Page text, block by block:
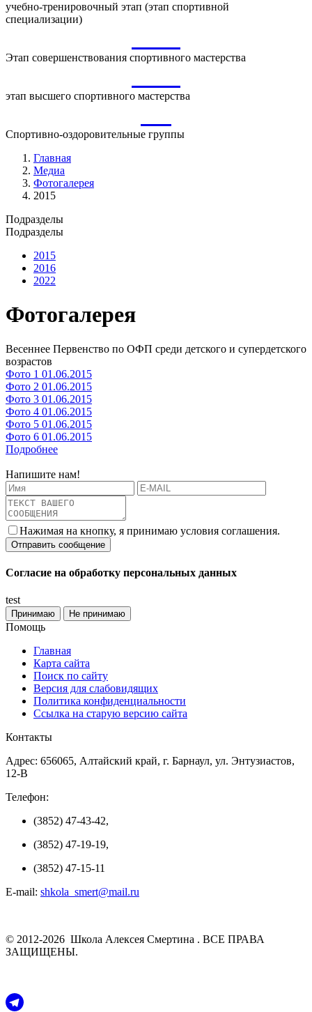
учебно-тренировочный этап (этап спортивной
специализации)
Этап совершенствования спортивного мастерства
этап высшего спортивного мастерства
Спортивно-оздоровительные группы
Главная
Медиа
Фотогалерея
2015
Подразделы
Подразделы
2015
2016
2022
Фотогалерея
Весеннее Первенство по ОФП среди детского и супердетского
возрастов
Фото 1 01.06.2015
Фото 2 01.06.2015
Фото 3 01.06.2015
Фото 4 01.06.2015
Фото 5 01.06.2015
Фото 6 01.06.2015
Подробнее
Напишите нам!
Нажимая на кнопку, я принимаю условия соглашения.
Согласие на обработку персональных данных
test
Принимаю Не принимаю
Помощь
Главная
Карта сайта
Поиск по сайту
Версия для слабовидящих
Политика конфиденциальности
Ссылка на старую версию сайта
Контакты
Адрес: 656065, Алтайский край, г. Барнаул, ул. Энтузиастов,
12-В
Телефон:
(3852) 47-43-42,
(3852) 47-19-19,
(3852) 47-15-11
E-mail: shkola_smert@mail.ru
© 2012-2026 Школа Алексея Смертина . ВСЕ ПРАВА
ЗАЩИЩЕНЫ.